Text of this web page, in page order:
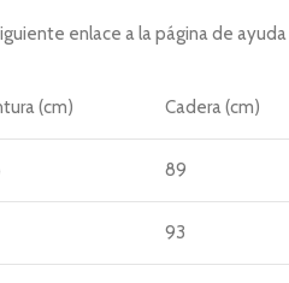
enlace a la página de ayuda
(cm) Cadera (cm)
89
93